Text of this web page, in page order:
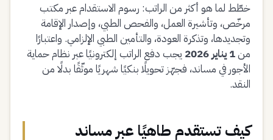
خطّط لما هو أكثر من الراتب: رسوم الاستقدام عبر مكتب
مرخّص، وتأشيرة العمل، والفحص الطبي، وإصدار الإقامة
وتجديدها، وتذكرة العودة، والتأمين الطبي الإلزامي. واعتبارًا
من1 يناير 2026
يجب دفع الراتب إلكترونيًا عبر نظام حماية
الأجور في مساند، فجهّز تحويلًا بنكيًا شهريًا موثّقًا بدلًا من
النقد.
كيف تستقدم طاهيًا عبر مساند